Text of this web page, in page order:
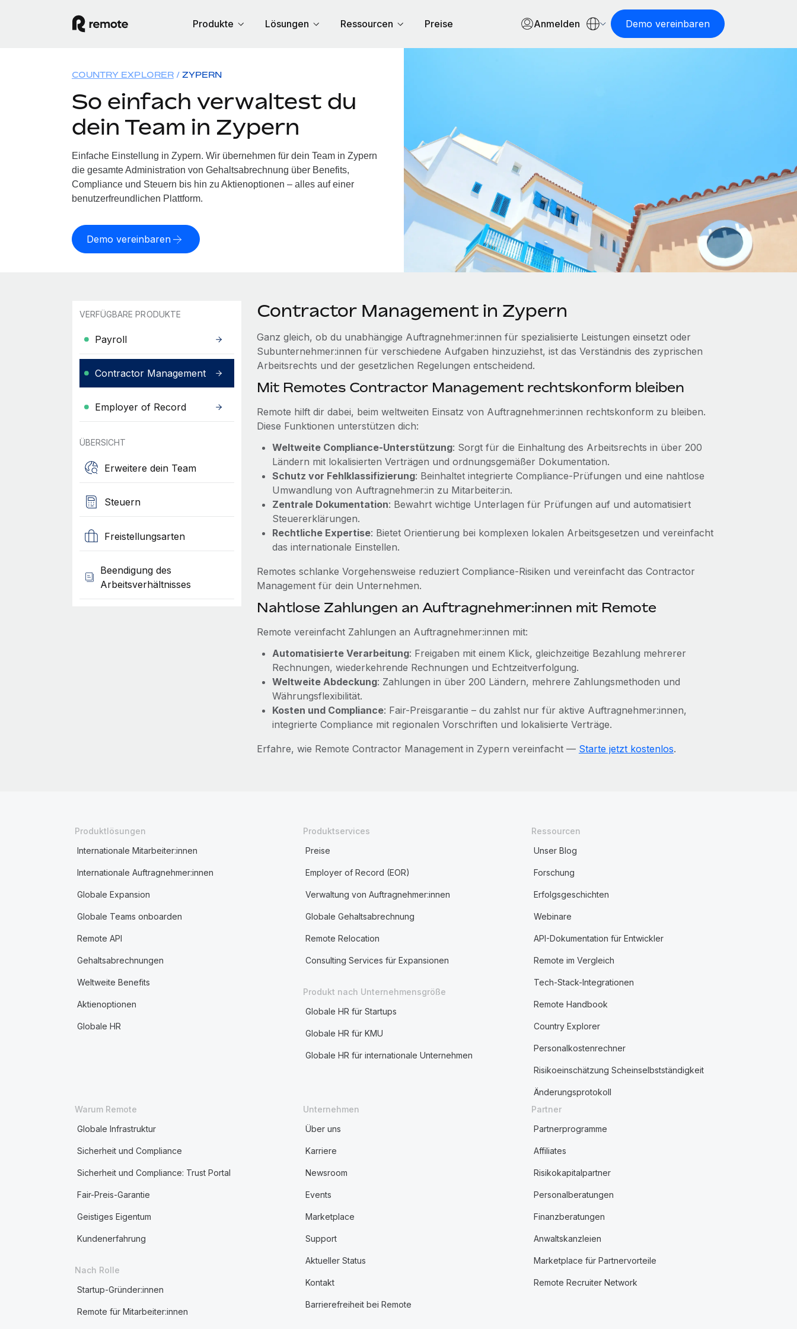
Produkte Lösungen Ressourcen Preise Anmelden Demo vereinbaren
COUNTRY EXPLORER ZYPERN
So einfach verwaltest du
dein Team in Zypern
Einfache Einstellung in Zypern. Wir übernehmen für dein Team in Zypern
die gesamte Administration von Gehaltsabrechnung über Benefits,
Compliance und Steuern bis hin zu Aktienoptionen – alles auf einer
benutzerfreundlichen Plattform.
Demo vereinbaren
VERFÜGBARE PRODUKTE
Payroll
Contractor Management
Employer of Record
ÜBERSICHT
Erweitere dein Team
Steuern
Freistellungsarten
Beendigung des
Arbeitsverhältnisses
Contractor Management in Zypern
Ganz gleich, ob du unabhängige Auftragnehmer:innen für spezialisierte Leistungen einsetzt oder
Subunternehmer:innen für verschiedene Aufgaben hinzuziehst, ist das Verständnis des zyprischen
Arbeitsrechts und der gesetzlichen Regelungen entscheidend.
Mit Remotes Contractor Management rechtskonform bleiben
Remote hilft dir dabei, beim weltweiten Einsatz von Auftragnehmer:innen rechtskonform zu bleiben.
Diese Funktionen unterstützen dich:
Weltweite Compliance-Unterstützung: Sorgt für die Einhaltung des Arbeitsrechts in über 200
Ländern mit lokalisierten Verträgen und ordnungsgemäßer Dokumentation.
Schutz vor Fehlklassifizierung: Beinhaltet integrierte Compliance-Prüfungen und eine nahtlose
Umwandlung von Auftragnehmer:in zu Mitarbeiter:in.
Zentrale Dokumentation: Bewahrt wichtige Unterlagen für Prüfungen auf und automatisiert
Steuererklärungen.
Rechtliche Expertise: Bietet Orientierung bei komplexen lokalen Arbeitsgesetzen und vereinfacht
das internationale Einstellen.
Remotes schlanke Vorgehensweise reduziert Compliance-Risiken und vereinfacht das Contractor
Management für dein Unternehmen.
Nahtlose Zahlungen an Auftragnehmer:innen mit Remote
Remote vereinfacht Zahlungen an Auftragnehmer:innen mit:
Automatisierte Verarbeitung: Freigaben mit einem Klick, gleichzeitige Bezahlung mehrerer
Rechnungen, wiederkehrende Rechnungen und Echtzeitverfolgung.
Weltweite Abdeckung: Zahlungen in über 200 Ländern, mehrere Zahlungsmethoden und
Währungsflexibilität.
Kosten und Compliance: Fair-Preisgarantie – du zahlst nur für aktive Auftragnehmer:innen,
integrierte Compliance mit regionalen Vorschriften und lokalisierte Verträge.
Erfahre, wie Remote Contractor Management in Zypern vereinfacht — Starte jetzt kostenlos.
Produktlösungen
Internationale Mitarbeiter:innen
Internationale Auftragnehmer:innen
Globale Expansion
Globale Teams onboarden
Remote API
Gehaltsabrechnungen
Weltweite Benefits
Aktienoptionen
Globale HR
Produktservices
Preise
Employer of Record (EOR)
Verwaltung von Auftragnehmer:innen
Globale Gehaltsabrechnung
Remote Relocation
Consulting Services für Expansionen
Produkt nach Unternehmensgröße
Globale HR für Startups
Globale HR für KMU
Globale HR für internationale Unternehmen
Ressourcen
Unser Blog
Forschung
Erfolgsgeschichten
Webinare
API-Dokumentation für Entwickler
Remote im Vergleich
Tech-Stack-Integrationen
Remote Handbook
Country Explorer
Personalkostenrechner
Risikoeinschätzung Scheinselbstständigkeit
Änderungsprotokoll
Warum Remote
Globale Infrastruktur
Sicherheit und Compliance
Sicherheit und Compliance: Trust Portal
Fair-Preis-Garantie
Geistiges Eigentum
Kundenerfahrung
Nach Rolle
Startup-Gründer:innen
Remote für Mitarbeiter:innen
Unternehmen
Über uns
Karriere
Newsroom
Events
Marketplace
Support
Aktueller Status
Kontakt
Barrierefreiheit bei Remote
Partner
Partnerprogramme
Affiliates
Risikokapitalpartner
Personalberatungen
Finanzberatungen
Anwaltskanzleien
Marketplace für Partnervorteile
Remote Recruiter Network